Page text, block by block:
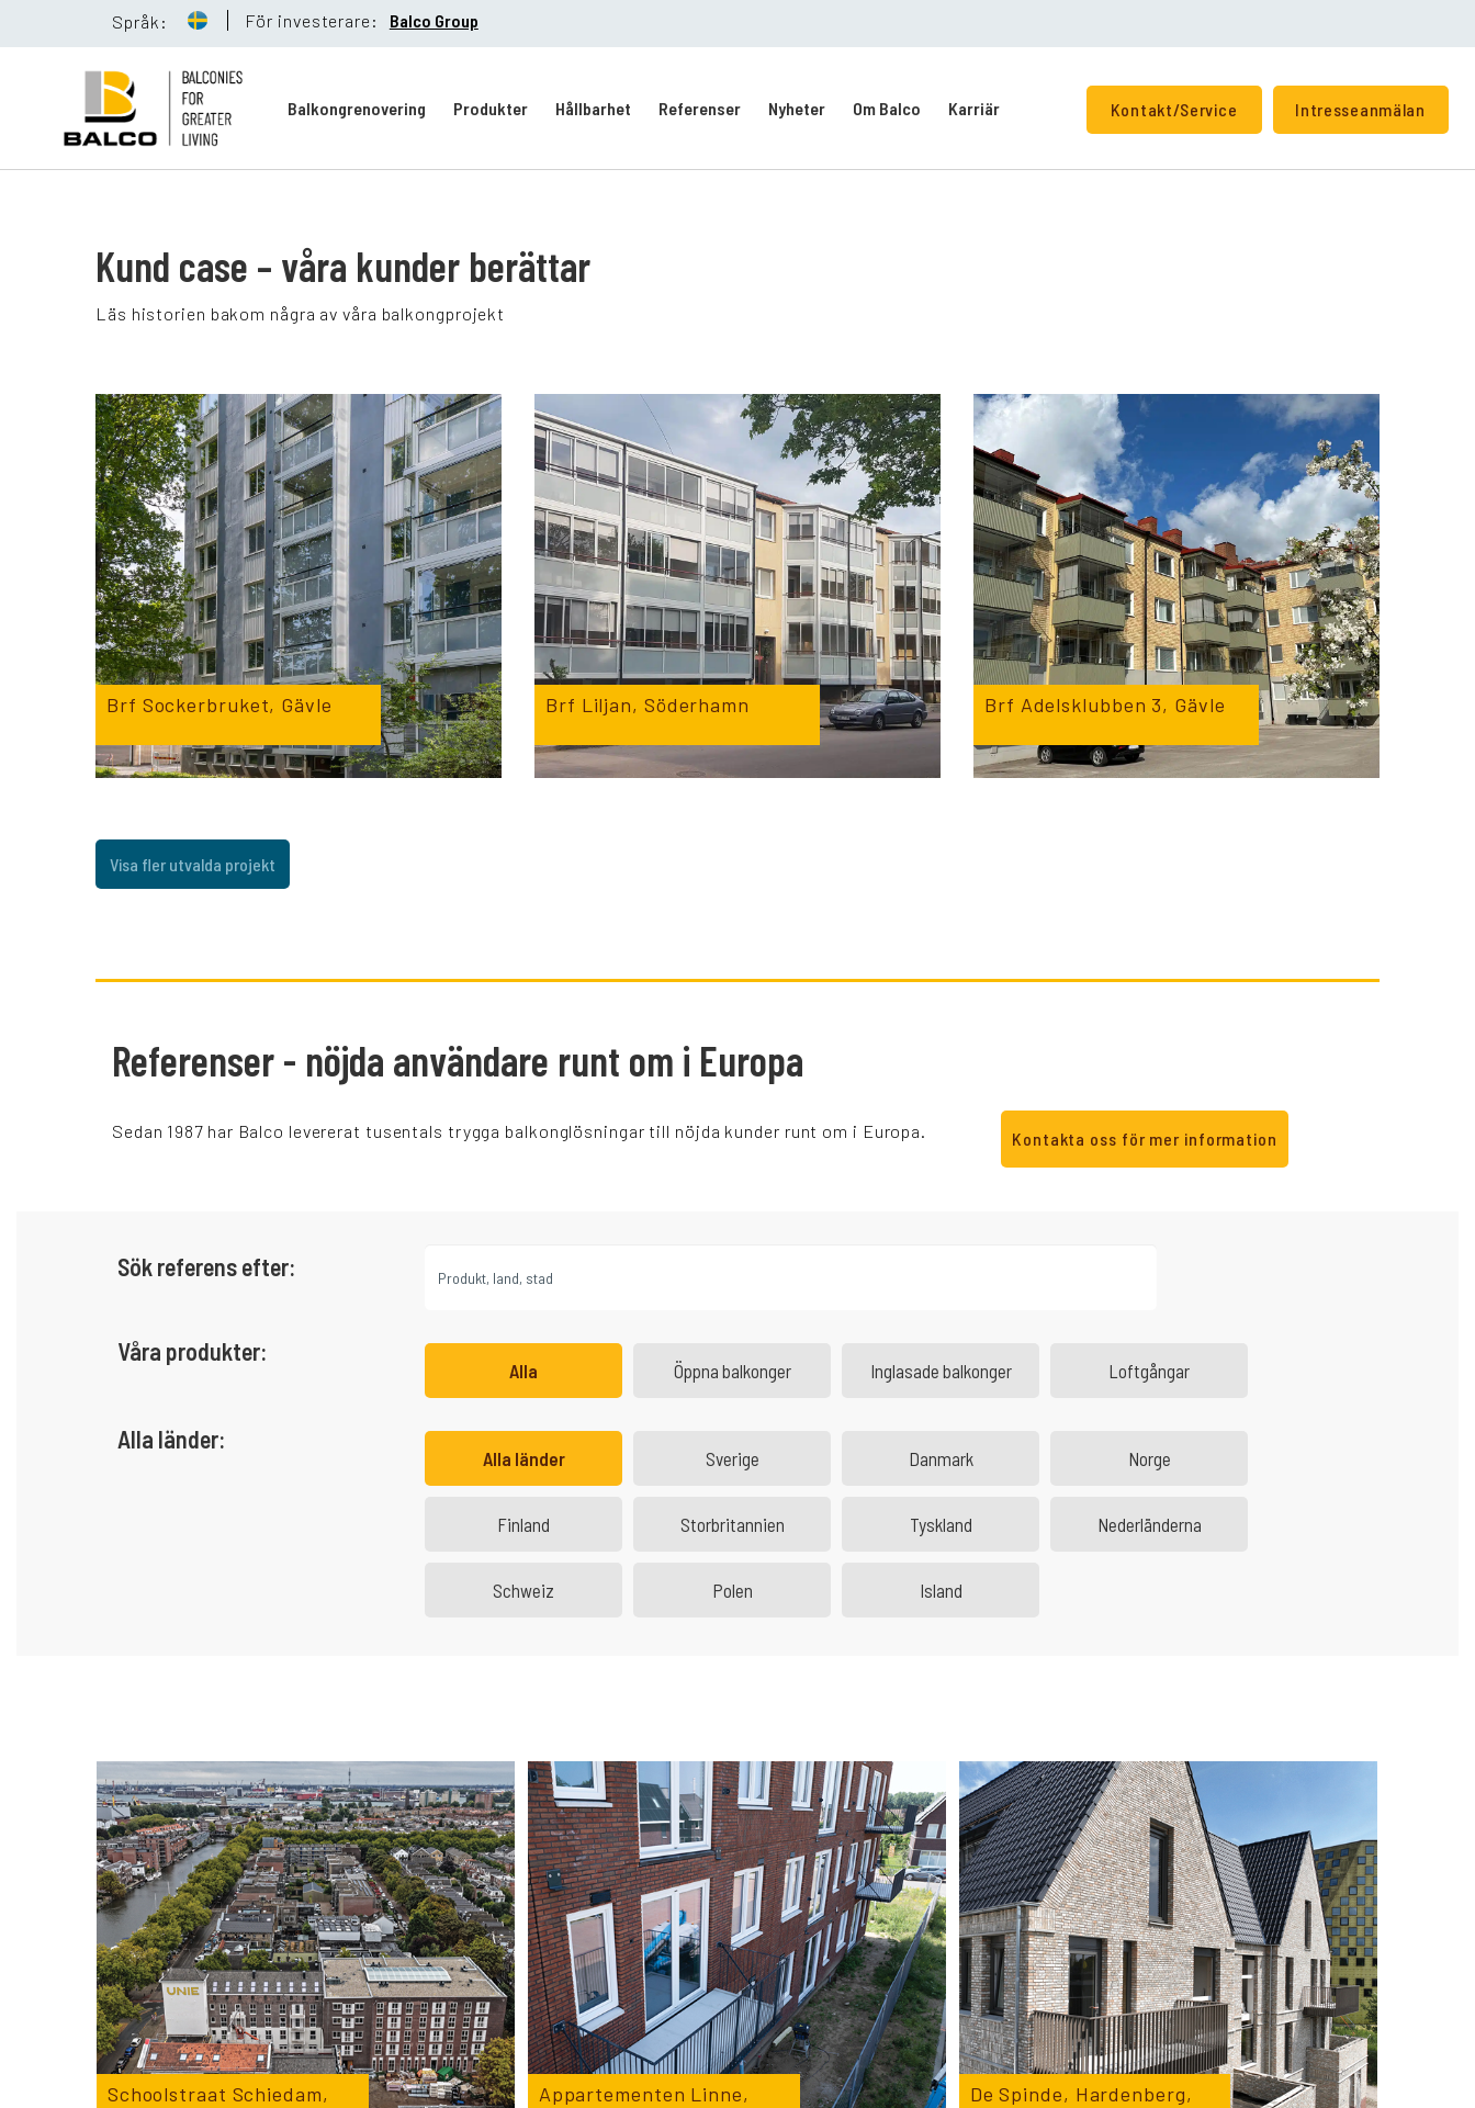
Språk: För investerare: Balco Group
Balkongrenovering Produkter Hållbarhet Referenser Nyheter Om Balco Karriär Kontakt/Service Intresseanmälan
Referenser
Nyheter
+
Karriär
Språk:
SV DK UK
Kund case – våra kunder berättar
Läs historien bakom några av våra balkongprojekt
Brf Sockerbruket, Gävle Brf Liljan, Söderhamn Brf Adelsklubben 3, Gävle
Visa fler utvalda projekt
Referenser - nöjda användare runt om i Europa
Sedan 1987 har Balco levererat tusentals trygga balkonglösningar till nöjda kunder runt om i Europa. Kontakta oss för mer information
Sök referens efter:
Våra produkter:
Alla Öppna balkonger Inglasade balkonger Loftgångar
Alla länder:
Alla länder Sverige Danmark Norge
Finland Storbritannien Tyskland Nederländerna
Schweiz Polen Island
Schoolstraat Schiedam,
Appartementen Linne,
De Spinde, Hardenberg,